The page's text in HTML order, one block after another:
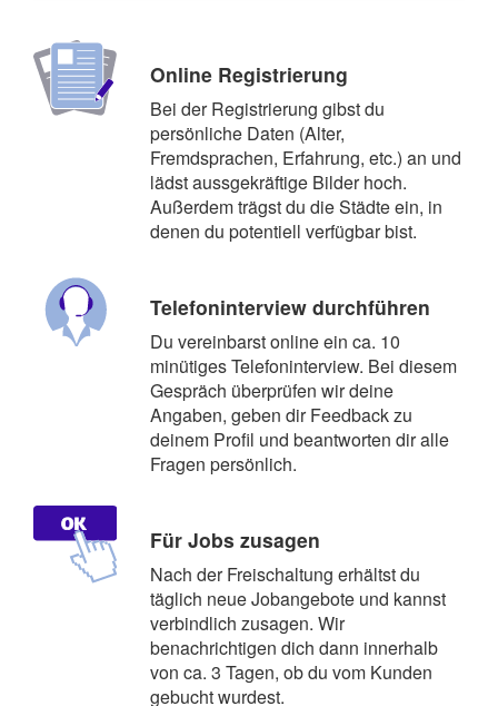
Online Registrierung
Bei der Registrierung gibst du
persönliche Daten (Alter,
Fremdsprachen, Erfahrung, etc.) an und
lädst aussgekräftige Bilder hoch.
Außerdem trägst du die Städte ein, in
denen du potentiell verfügbar bist.
Telefoninterview durchführen
Du vereinbarst online ein ca. 10
minütiges Telefoninterview. Bei diesem
Gespräch überprüfen wir deine
Angaben, geben dir Feedback zu
deinem Profil und beantworten dir alle
Fragen persönlich.
Für Jobs zusagen
Nach der Freischaltung erhältst du
täglich neue Jobangebote und kannst
verbindlich zusagen. Wir
benachrichtigen dich dann innerhalb
von ca. 3 Tagen, ob du vom Kunden
gebucht wurdest.